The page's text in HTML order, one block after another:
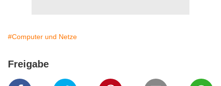
#Computer und Netze
Freigabe